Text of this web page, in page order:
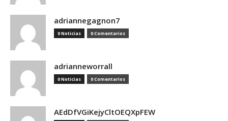
adriannegagnon7
0 Noticias 0 Comentarios
adrianneworrall
0 Noticias 0 Comentarios
AEdDfVGiKejyCltOEQXpFEW